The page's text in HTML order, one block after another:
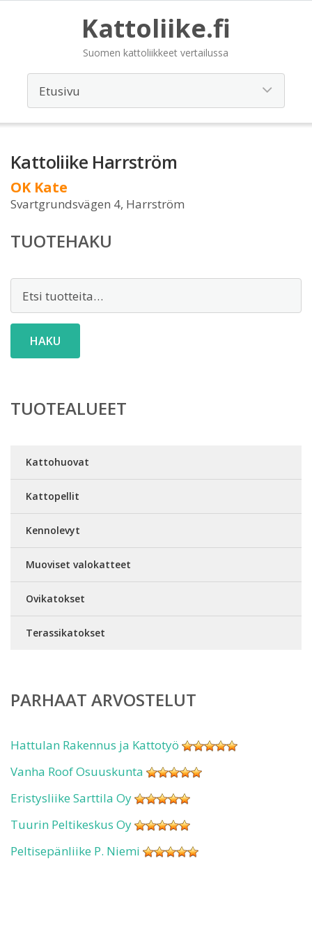
Kattoliike.fi
Suomen kattoliikkeet vertailussa
Kattoliike Harrström
OK Kate
Svartgrundsvägen 4, Harrström
TUOTEHAKU
HAKU
TUOTEALUEET
Kattohuovat
Kattopellit
Kennolevyt
Muoviset valokatteet
Ovikatokset
Terassikatokset
PARHAAT ARVOSTELUT
Hattulan Rakennus ja Kattotyö
Vanha Roof Osuuskunta
Eristysliike Sarttila Oy
Tuurin Peltikeskus Oy
Peltisepänliike P. Niemi